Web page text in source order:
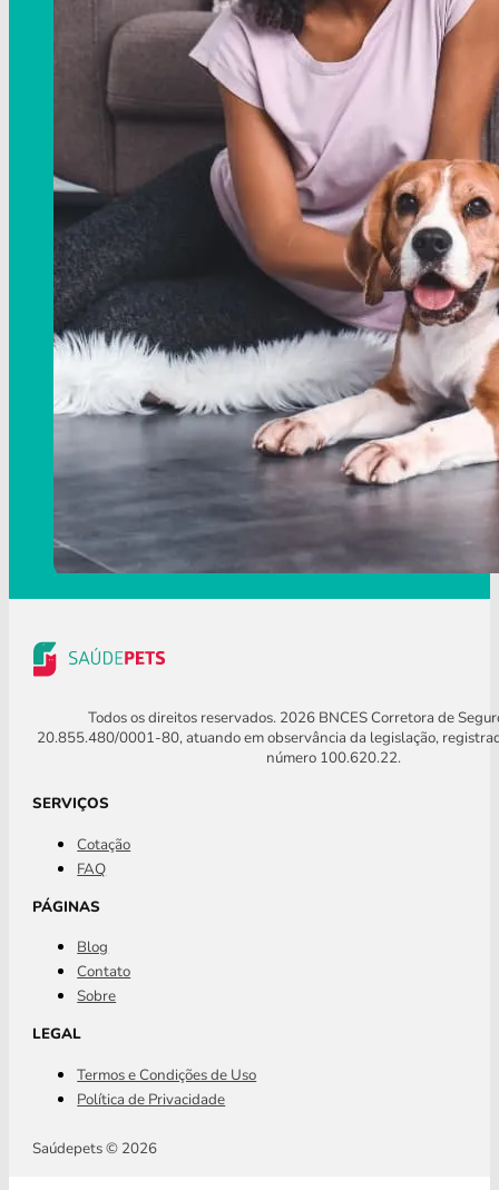
Todos os direitos reservados. 2026 BNCES Corretora de
20.855.480/0001-80, atuando em observância da legislação,
número 100.620.22.
SERVIÇOS
Cotação
FAQ
PÁGINAS
Blog
Contato
Sobre
LEGAL
Termos e Condições de Uso
Política de Privacidade
Saúdepets © 2026